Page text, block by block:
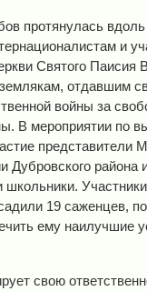
протянулась вдоль
и
Святого Паисия
отдавшим
войны за
В мероприятии по
представители
Дубровского района
19 саженцев,
ему наилучшие
свою